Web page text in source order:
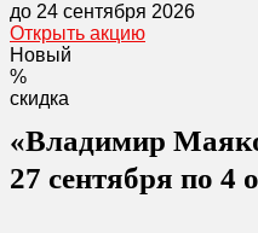
до 24 сентября 2026
Открыть акцию
Новый
%
скидка
«Владимир
27 сентября по 4